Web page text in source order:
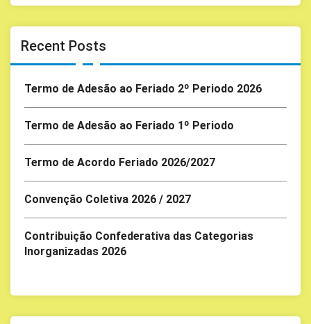
Recent Posts
Termo de Adesão ao Feriado 2º Periodo 2026
Termo de Adesão ao Feriado 1º Periodo
Termo de Acordo Feriado 2026/2027
Convenção Coletiva 2026 / 2027
Contribuição Confederativa das Categorias
Inorganizadas 2026